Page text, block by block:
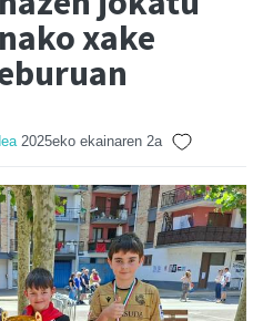
xake
2025eko ekainaren 2a